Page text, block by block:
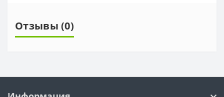
Отзывы (0)